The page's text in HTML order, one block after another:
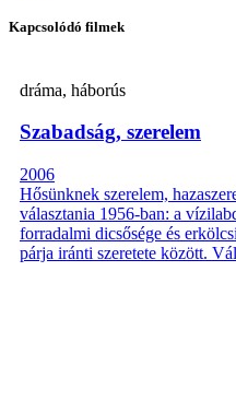
Kapcsolódó filmek
dráma, háborús
Szabadság, szerelem
2006
Hősünknek szerelem,
választania 1956-ban: a
forradalmi dicsősége és
párja iránti szeretete között.